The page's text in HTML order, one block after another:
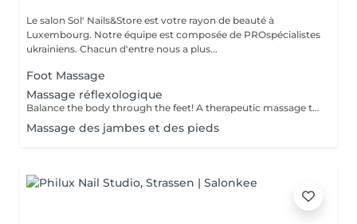
Le salon Sol' Nails&Store est votre rayon de beauté à
Luxembourg. Notre équipe est composée de PROspécialistes
ukrainiens. Chacun d'entre nous a plus...
Foot Massage
Massage réflexologique
Balance the body through the feet! A therapeutic massage that applies pressure to specific reflex points on the feet, corresponding to different organs and systems in the body. Promotes relaxation, boosts circulation, and supports overall wellness.
Massage des jambes et des pieds